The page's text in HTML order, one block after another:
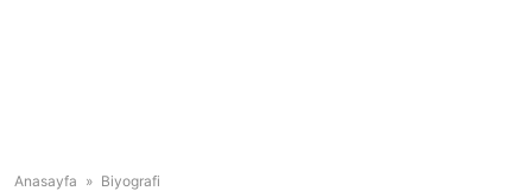
Anasayfa » Biyografi